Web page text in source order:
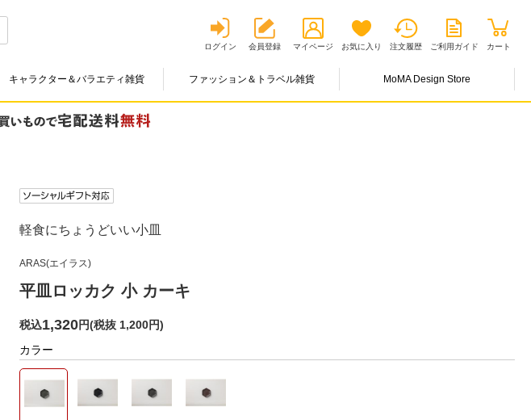
ログイン 会員登録 マイページ お気に入り 注文履歴 ご利用ガイド カート
キャラクター＆バラエティ雑貨 ファッション＆トラベル雑貨 MoMA Design Store
軽食にちょうどいい小皿
ARAS(エイラス)
平皿ロッカク 小 カーキ
税込1,320円(税抜 1,200円)
カラー